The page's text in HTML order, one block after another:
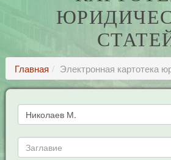
Главная Электронная картотека